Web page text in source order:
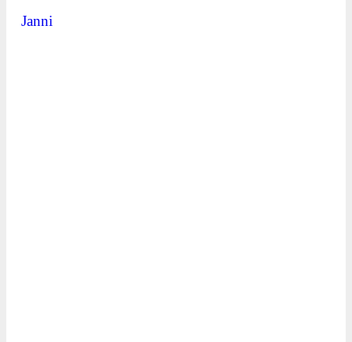
Janni